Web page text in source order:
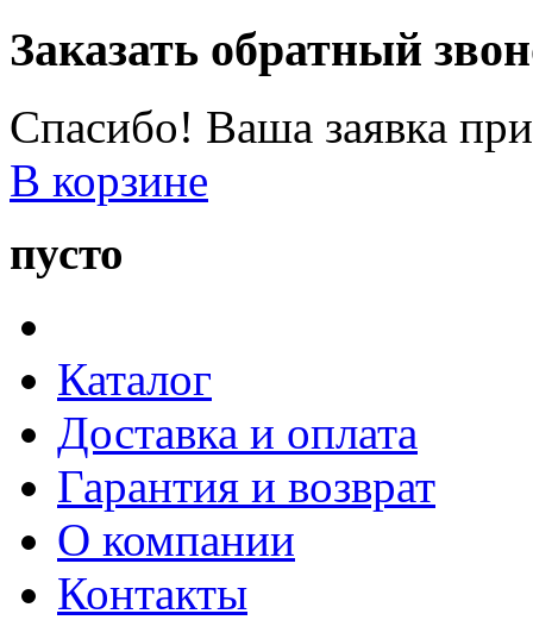
Заказать обратный
Спасибо! Ваша заявка
В корзине
пусто
Каталог
Доставка и оплата
Гарантия и возврат
О компании
Контакты